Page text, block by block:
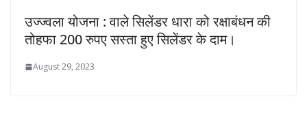
उज्ज्वला योजना : वाले सिलेंडर धारा को रक्षाबंधन की
तोहफा 200 रुपए सस्ता हुए सिलेंडर के दाम।
August 29, 2023